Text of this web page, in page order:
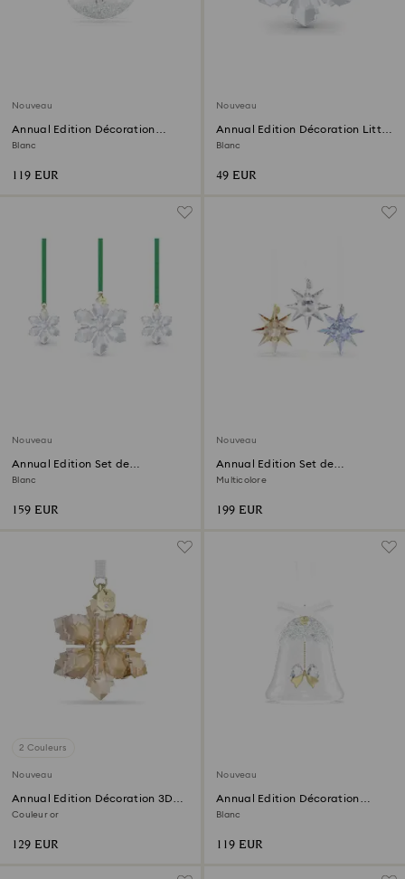
Nouveau
Annual Edition Décoration
Boule 2026
Blanc
119 EUR
Nouveau
Annual Edition Décoration Little
Snowflake 2026
Blanc
49 EUR
Nouveau
Annual Edition Set de
Décorations 2026
Blanc
159 EUR
Nouveau
Annual Edition Set de
Décorations 35e Anniversaire
Multicolore
199 EUR
2 Couleurs
Nouveau
Annual Edition Décoration 3D
Festive 2026
Couleur or
129 EUR
Nouveau
Annual Edition Décoration
Cloche 2026
Blanc
119 EUR